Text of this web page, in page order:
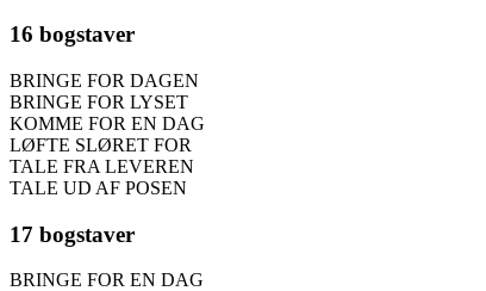
16 bogstaver
BRINGE FOR DAGEN
BRINGE FOR LYSET
KOMME FOR EN DAG
LØFTE SLØRET FOR
TALE FRA LEVEREN
TALE UD AF POSEN
17 bogstaver
BRINGE FOR EN DAG